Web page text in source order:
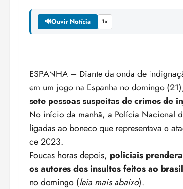
🔊Ouvir Notícia 1x
ESPANHA – Diante da onda de
em um jogo na Espanha no domingo (21),
sete pessoas suspeitas de crimes de
No início da manhã, a Polícia Nacional
ligadas ao boneco que representava o
de 2023.
Poucas horas depois, policiais
os autores dos insultos feitos ao
no domingo (leia mais abaixo).